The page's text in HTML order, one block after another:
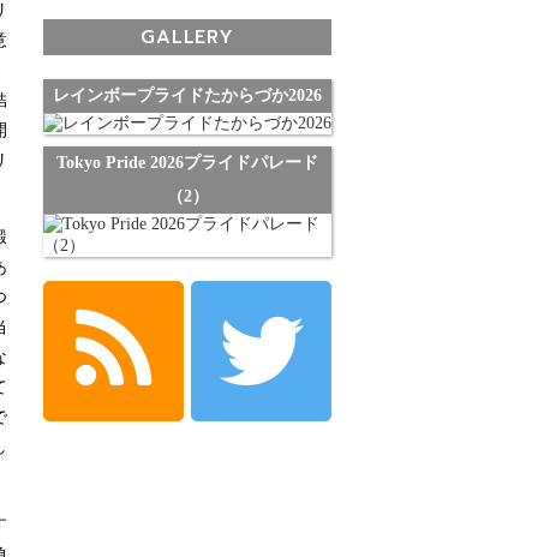
GALLERY
レインボープライドたからづか2026
Tokyo Pride 2026プライドパレード
（2）